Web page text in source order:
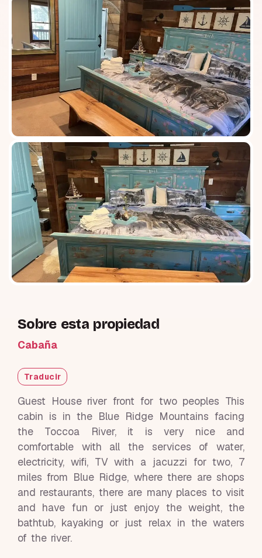
Sobre esta propiedad
Cabaña
Traducir
Guest House river front for two peoples This
cabin is in the Blue Ridge Mountains facing
the Toccoa River, it is very nice and
comfortable with all the services of water,
electricity, wifi, TV with a jacuzzi for two, 7
miles from Blue Ridge, where there are shops
and restaurants, there are many places to visit
and have fun or just enjoy the weight, the
bathtub, kayaking or just relax in the waters
of the river.